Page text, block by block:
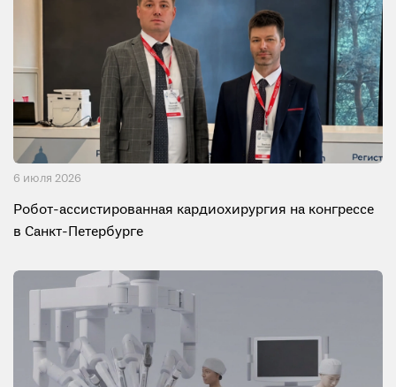
6 июля 2026
Робот-ассистированная кардиохирургия на конгрессе
в Санкт-Петербурге